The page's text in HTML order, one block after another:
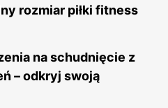
rozmiar piłki fitness
na schudnięcie z
– odkryj swoją